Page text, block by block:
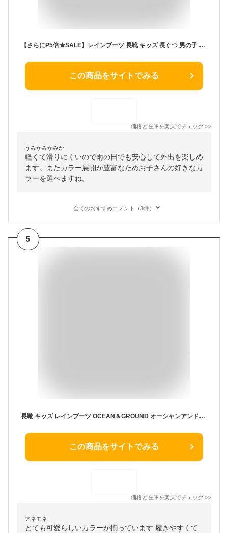
【さらにP5倍★SALE】レインブーツ 長靴 キッズ 長ぐつ 男の子 女の子 こども 子供用 ジュニア 17cm 18cm 19cm 20cm 21cm 22cm 23cm レインシューズ 雨 雪 通園 通学 新学期 柔らかい 歩きやすい 軽い 軽量 滑りにくい 無地 ケンケンパ
この商品をサイトでみる
価格と在庫を楽天でチェック >>
うみかみかみか
軽くて滑りにくいので雨の日でも安心して外出を楽しめ
ます。またカラー展開が豊富なためお子さんの好きなカ
ラーを選べますね。
全てのおすすめコメント（3件）
5
長靴 キッズ レインブーツ OCEAN＆GROUND オーシャンアンドグラウンド おしゃれ レインブーツ キッズ 女の子 男の子 レインシューズ レインシューズ ラバー 歩きやすい ジュニア 14～22cm 雨靴 子供 通園 通学 おしゃれ かわいい 反射板 リフレクター 1014501
この商品をサイトでみる
価格と在庫を楽天でチェック >>
アネモネ
とても可愛らしいカラーが揃っています 履きやすくて